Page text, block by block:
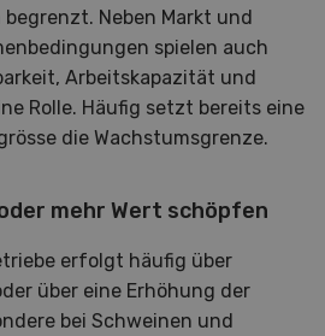
begrenzt. Neben Markt und
spielen auch
Arbeitskapazität und
Rolle. Häufig setzt bereits eine
die Wachstumsgrenze.
mehr Wert schöpfen
erfolgt häufig über
über eine Erhöhung der
bei Schweinen und